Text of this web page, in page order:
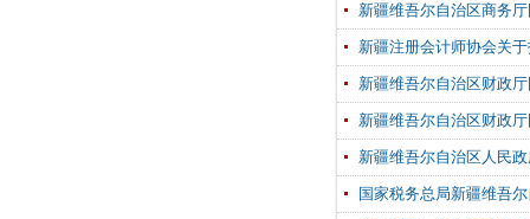
新疆维吾尔自治区商务
新疆注册会计师协会关
新疆维吾尔自治区财政
新疆维吾尔自治区财政
新疆维吾尔自治区人民
国家税务总局新疆维吾